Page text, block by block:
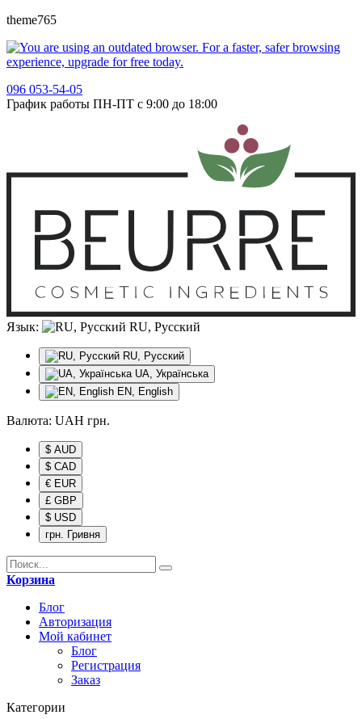
theme765
096 053-54-05
График работы ПН-ПТ с 9:00 до 18:00
Язык: RU, Русский
RU, Русский
UA, Українська
EN, English
Валюта: UAH грн.
$ AUD
$ CAD
€ EUR
£ GBP
$ USD
грн. Гривня
Корзина
Блог
Авторизация
Мой кабинет
Блог
Регистрация
Заказ
Категории